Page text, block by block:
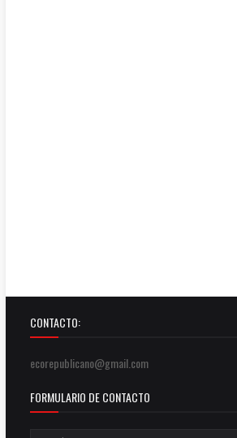
CONTACTO:
ecorepublicano@gmail.com
FORMULARIO DE CONTACTO